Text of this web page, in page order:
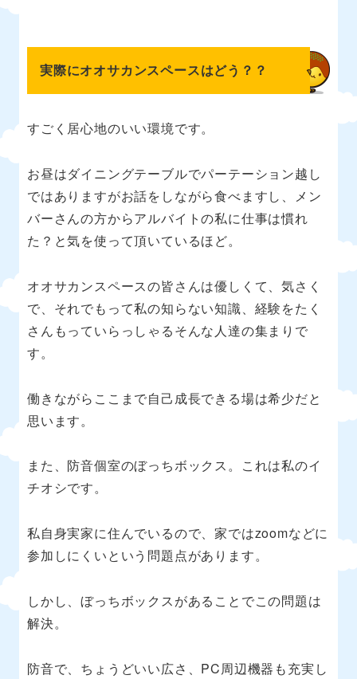
実際にオオサカンスペースはどう？？
すごく居心地のいい環境です。
お昼はダイニングテーブルでパーテーション越し
ではありますがお話をしながら食べますし、メン
バーさんの方からアルバイトの私に仕事は慣れ
た？と気を使って頂いているほど。
オオサカンスペースの皆さんは優しくて、気さく
で、それでもって私の知らない知識、経験をたく
さんもっていらっしゃるそんな人達の集まりで
す。
働きながらここまで自己成長できる場は希少だと
思います。
また、防音個室のぼっちボックス。これは私のイ
チオシです。
私自身実家に住んでいるので、家ではzoomなどに
参加しにくいという問題点があります。
しかし、ぼっちボックスがあることでこの問題は
解決。
防音で、ちょうどいい広さ、PC周辺機器も充実し